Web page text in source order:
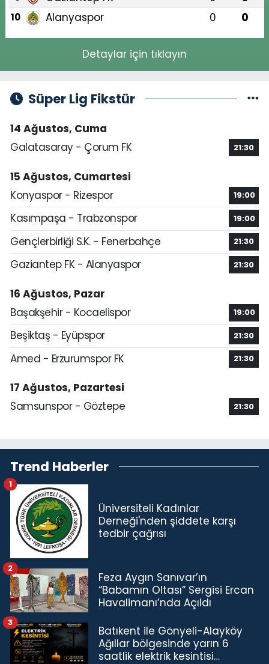
10 Alanyaspor 0 0
Detaylar için tıklayın
Süper Lig Fikstür
14 Ağustos, Cuma
Galatasaray - Çorum FK
21:30
15 Ağustos, Cumartesi
Konyaspor - Rizespor
19:00
Kasımpaşa - Trabzonspor 19:00
Gençlerbirliği S.K. - Fenerbahçe 21:30
Gaziantep FK - Alanyaspor 21:30
16 Ağustos, Pazar
Başakşehir - Kocaelispor
19:00
Beşiktaş - Eyüpspor 21:30
Amed - Erzurumspor FK 21:30
17 Ağustos, Pazartesi
Samsunspor - Göztepe
21:30
Trend Haberler
Üniversiteli Kadınlar
Derneği'nden şiddete karşı
tedbir çağrısı
1
Feza Aygın Sanıvar’ın
“Babamın Oltası” Sergisi Ercan
Havalimanı’nda Açıldı
2
Batıkent ile Gönyeli-Alayköy
Ağıllar bölgesinde yarın 6
saatlik elektrik kesintisi…
3